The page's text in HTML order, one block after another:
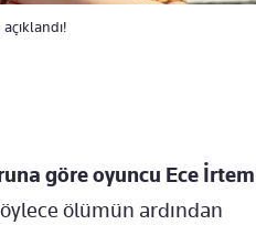
göre oyuncu Ece
ölümün ardından